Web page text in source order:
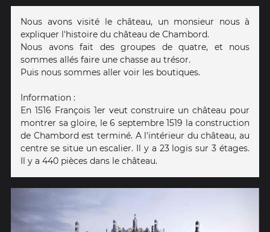
Nous avons visité le château, un monsieur nous à
expliquer l'histoire du château de Chambord.
Nous avons fait des groupes de quatre, et nous
sommes allés faire une chasse au trésor.
Puis nous sommes aller voir les boutiques.
Information :
En 1516 François 1er veut construire un château pour
montrer sa gloire, le 6 septembre 1519 la construction
de Chambord est terminé. A l'intérieur du château, au
centre se situe un escalier. Il y a 23 logis sur 3 étages.
Il y a 440 pièces dans le château.